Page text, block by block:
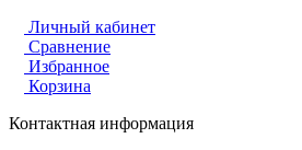
Личный кабинет
Сравнение
Избранное
Корзина
Контактная информация